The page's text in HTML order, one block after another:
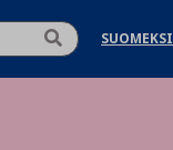
SUOMEKSI